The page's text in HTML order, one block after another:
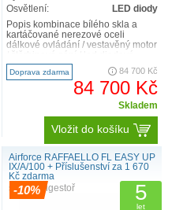
Osvětlení:
LED diody
Popis kombinace bílého skla a
kartáčované nerezové oceli
dálkové ovládání / vestavěný motor
pásky – regulace int..
Doprava zdarma 84 700 Kč
84 700 Kč
Skladem
Vložit do košíku
Airforce RAFFAELLO FL EASY UP
IX/A/100 + Příslušenství za 1 670
Kč zdarma
stropní digestoř
-10% 5
let